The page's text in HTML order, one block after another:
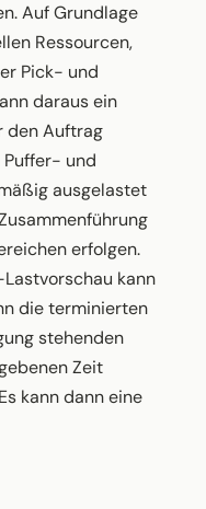
Auf Grundlage
Ressourcen,
Pick- und
daraus ein
den Auftrag
und
ausgelastet
erfolgen.
kann
die terminierten
stehenden
Zeit
kann dann eine